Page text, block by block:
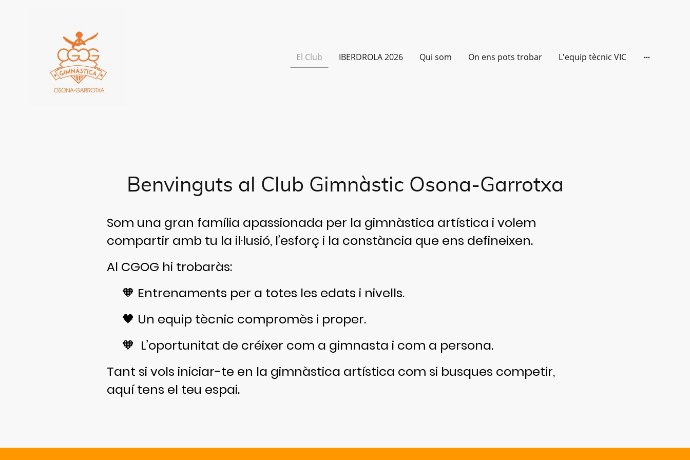
El Club IBERDROLA 2026 Qui som On ens pots trobar L'equip tècnic VIC
Benvinguts al Club Gimnàstic Osona-Garrotxa
Som una gran família apassionada per la gimnàstica artística i volem
compartir amb tu la il·lusió, l’esforç i la constància que ens defineixen.
Al CGOG hi trobaràs:
🧡 Entrenaments per a totes les edats i nivells.
🖤 Un equip tècnic compromès i proper.
🧡 L’oportunitat de créixer com a gimnasta i com a persona.
Tant si vols iniciar-te en la gimnàstica artística com si busques competir,
aquí tens el teu espai.